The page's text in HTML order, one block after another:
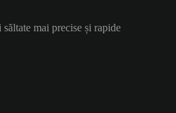
mai precise și rapide